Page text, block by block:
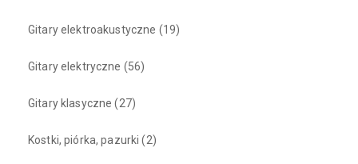
Gitary elektroakustyczne (19)
Gitary elektryczne (56)
Gitary klasyczne (27)
Kostki, piórka, pazurki (2)